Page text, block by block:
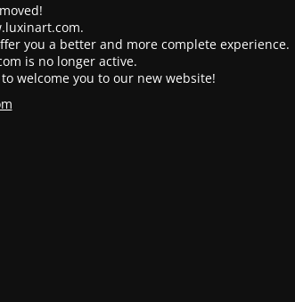
you a better and more complete experience.
is no longer active.
welcome you to our new website!